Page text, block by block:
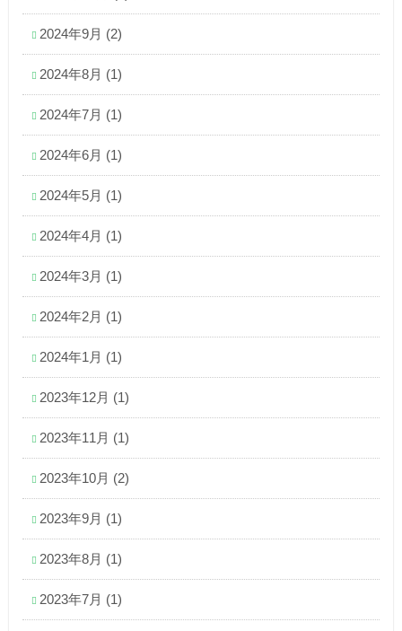
2024年9月 (2)
2024年8月 (1)
2024年7月 (1)
2024年6月 (1)
2024年5月 (1)
2024年4月 (1)
2024年3月 (1)
2024年2月 (1)
2024年1月 (1)
2023年12月 (1)
2023年11月 (1)
2023年10月 (2)
2023年9月 (1)
2023年8月 (1)
2023年7月 (1)